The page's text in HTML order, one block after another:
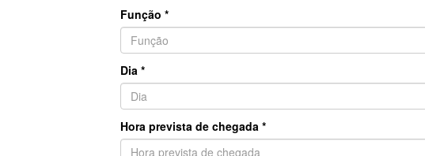
Função *
Dia *
Hora prevista de chegada *